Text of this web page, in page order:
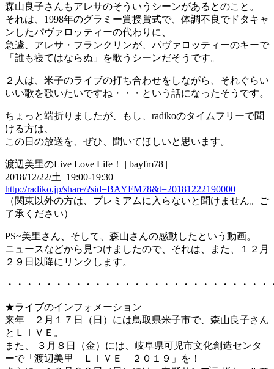
森山良子さんもアレサのそういうシーンがあるとのこと。
それは、1998年のグラミー賞授賞式で、体調不良でドタキャ
ンしたパヴァロッティーの代わりに、
急遽、アレサ・フランクリンが、パヴァロッティーのキーで
「誰も寝てはならぬ」を歌うシーンだそうです。
２人は、米子のライブの打ち合わせをしながら、それぐらい
いい歌を歌いたいですね・・・という話になったそうです。
ちょっと端折りましたが、もし、radikoのタイムフリーで聞
ける方は、
この日の放送を、ぜひ、聞いてほしいと思います。
渡辺美里のLive Love Life！ | bayfm78 |
2018/12/22/土 19:00-19:30
http://radiko.jp/share/?sid=BAYFM78&t=20181222190000
（関東以外の方は、プレミアムに入らないと聞けません。ご
了承ください）
PS~美里さん、そして、森山さんの感動したという動画。
ニュースなどから見つけましたので、それは、また、１２月
２９日以降にリンクします。
・・・・・・・・・・・・・・・・・・・・・・・・・・
★ライブのインフォメーション
来年 ２月１７日（日）には鳥取県米子市で、森山良子さん
とＬＩＶＥ。
また、 ３月８日（金）には、岐阜県可児市文化創造センタ
ーで「渡辺美里 ＬＩＶＥ ２０１９」を！